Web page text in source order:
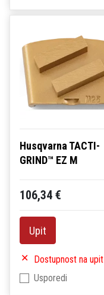
Husqvarna TACTI-
GRIND™ EZ M
106,34 €
Upit
Dostupnost na upit
Usporedi